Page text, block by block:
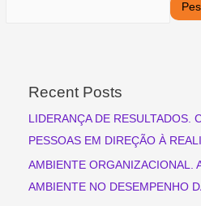
Recent Posts
LIDERANÇA DE RESULTADOS.
PESSOAS EM DIREÇÃO À
AMBIENTE ORGANIZACIONAL.
AMBIENTE NO DESEMPENHO